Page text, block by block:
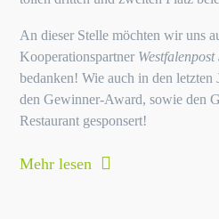
An dieser Stelle möchten wir uns
Kooperationspartner Westfalenpost
bedanken! Wie auch in den letzten
den Gewinner-Award, sowie den
Restaurant gesponsert!
Mehr lesen